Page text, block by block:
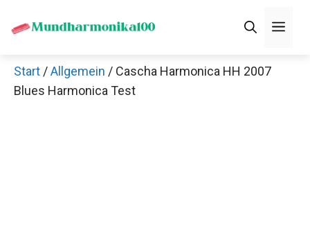
Inhalt
Start /Allgemein / Cascha Harmonica HH 2007
Blues Harmonica TestThomann Sale